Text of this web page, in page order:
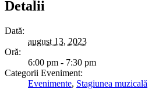
Detalii
Dată:
august 13, 2023
Oră:
6:00 pm - 7:30 pm
Categorii Eveniment:
Evenimente, Stagiunea muzicală